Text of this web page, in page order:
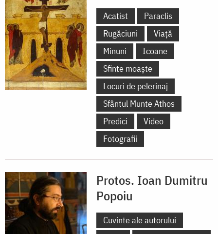
Acatist
Paraclis
Rugăciuni
Viață
Minuni
Icoane
Sfinte moaște
Locuri de pelerinaj
Sfântul Munte Athos
Predici
Video
Fotografii
Protos. Ioan Dumitru
Popoiu
Cuvinte ale autorului